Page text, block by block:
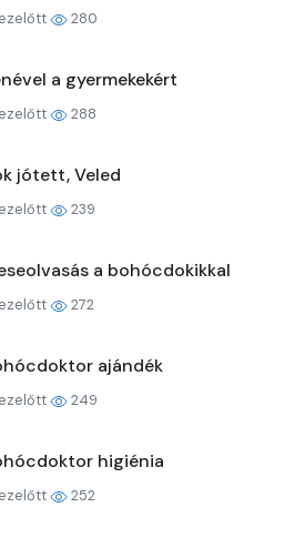
280
a gyermekekért
288
jótett, Veled
239
a bohócdokikkal
272
ajándék
249
higiénia
252